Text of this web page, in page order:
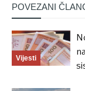
POVEZANI
Vijesti